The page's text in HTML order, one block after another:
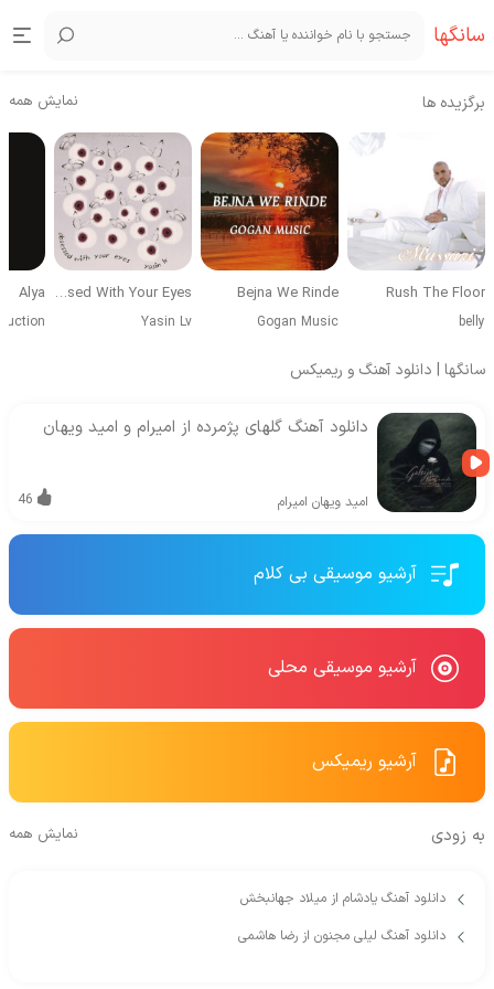
سانگها
برگزیده ها نمایش همه
Rush The Floor
belly
Bejna We Rinde
Gogan Music
Obsessed With Your Eyes
Yasin Lv
Alya
سانگها | دانلود آهنگ و ریمیکس
دانلود آهنگ گلهای پژمرده از امیرام و امید ویهان
امید ویهان امیرام 46
آرشیو موسیقی بی کلام
آرشیو موسیقی محلی
آرشیو ریمیکس
به زودی نمایش همه
دانلود آهنگ یادشام از میلاد جهانبخش
دانلود آهنگ لیلی مجنون از رضا هاشمی